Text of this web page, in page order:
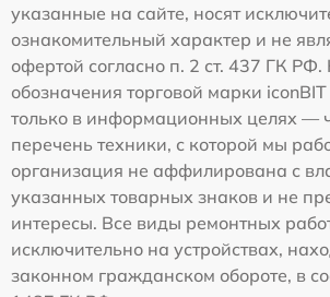
указанные на сайте, носят
ознакомительный характер и не
офертой согласно п. 2 ст. 437 ГК
обозначения торговой марки
только в информационных целях —
перечень техники, с которой мы
организация не аффилирована с
указанных товарных знаков и не
интересы. Все виды ремонтных
исключительно на устройствах,
законном гражданском обороте, в